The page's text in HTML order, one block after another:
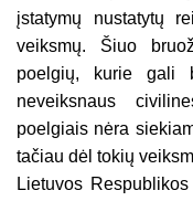
įstatymų nustatytų
veiksmų. Šiuo
poelgių, kurie gali
neveiksnaus
poelgiais nėra
tačiau dėl tokių
Lietuvos